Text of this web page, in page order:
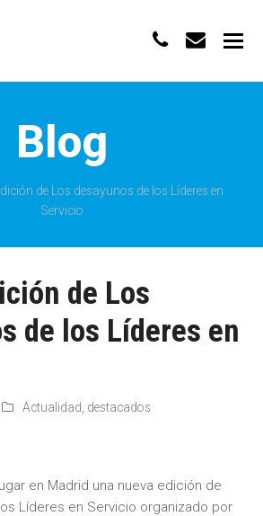
phone
Blog
de Los desayunos de los Líderes en
Servicio
de Los
de los Líderes en
Actualidad destacados
en Madrid una nueva edición de
Líderes en Servicio organizado por